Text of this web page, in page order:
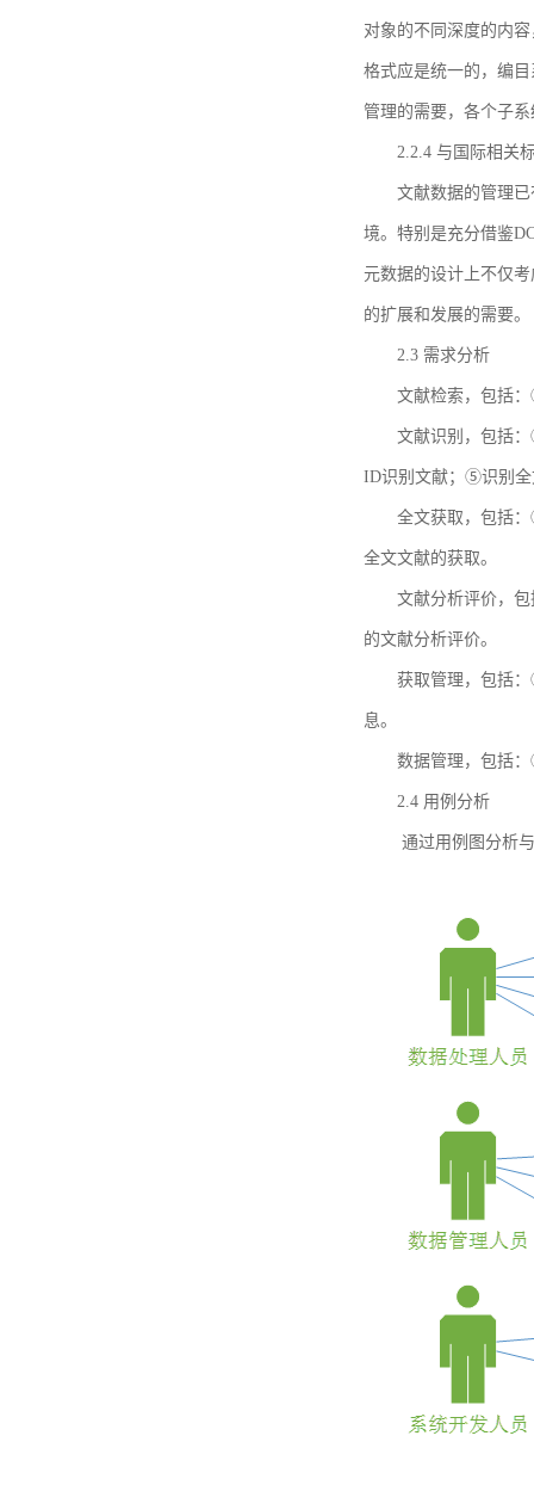
对象的不同深度的内
格式应是统一的，编
管理的需要，各个子
2.2.4 与国际相关
文献数据的管理
境。特别是充分借鉴
元数据的设计上不仅
的扩展和发展的需要。
2.3 需求分析
文献检索，包括
文献识别，包括
ID识别文献；⑤识别全
全文获取，包括
全文文献的获取。
文献分析评价，
的文献分析评价。
获取管理，包括
息。
数据管理，包括
2.4 用例分析
通过用例图分析